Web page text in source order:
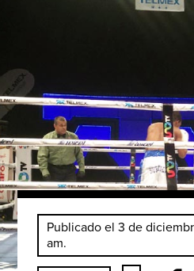
Publicado el 3 de
am.